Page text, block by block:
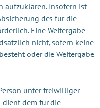
aufzuklären. Insofern ist
des für die
Eine Weitergabe
nicht, sofern keine
oder die Weitergabe
unter freiwilliger
dient dem für die